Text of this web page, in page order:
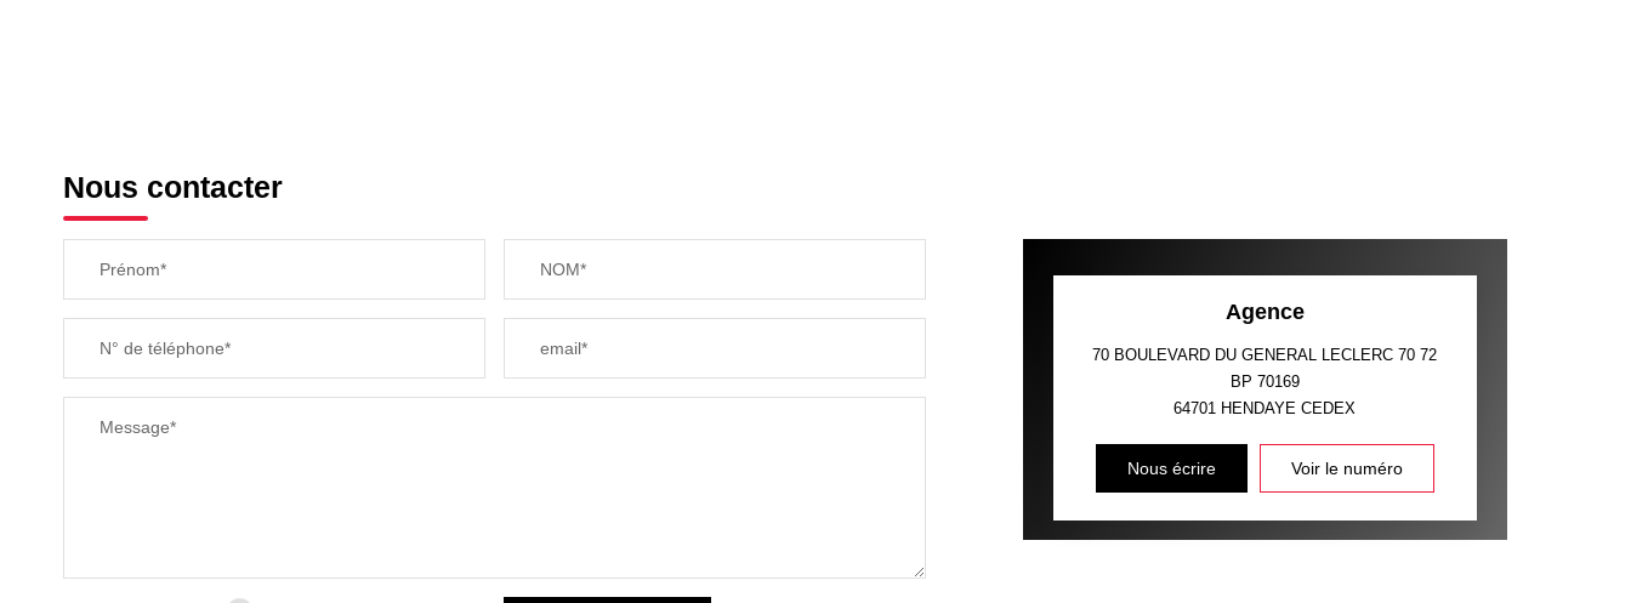
Nous contacter
Prénom* NOM*
N° de téléphone* email*
Message*
Agence
70 BOULEVARD DU GENERAL LECLERC 70 72
BP 70169
64701 HENDAYE CEDEX
Nous écrire Voir le numéro